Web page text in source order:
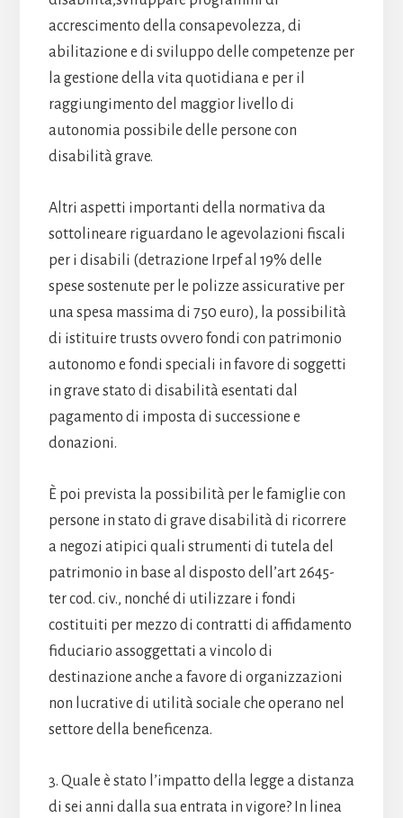
accrescimento della consapevolezza, di
abilitazione e di sviluppo delle competenze per
la gestione della vita quotidiana e per il
raggiungimento del maggior livello di
autonomia possibile delle persone con
disabilità grave.
Altri aspetti importanti della normativa da
sottolineare riguardano le agevolazioni fiscali
per i disabili (detrazione Irpef al 19% delle
spese sostenute per le polizze assicurative per
una spesa massima di 750 euro), la possibilità
di istituire trusts ovvero fondi con patrimonio
autonomo e fondi speciali in favore di soggetti
in grave stato di disabilità esentati dal
pagamento di imposta di successione e
donazioni.
È poi prevista la possibilità per le famiglie con
persone in stato di grave disabilità di ricorrere
a negozi atipici quali strumenti di tutela del
patrimonio in base al disposto dell’art 2645-
ter cod. civ., nonché di utilizzare i fondi
costituiti per mezzo di contratti di affidamento
fiduciario assoggettati a vincolo di
destinazione anche a favore di organizzazioni
non lucrative di utilità sociale che operano nel
settore della beneficenza.
3. Quale è stato l’impatto della legge a distanza
di sei anni dalla sua entrata in vigore? In linea